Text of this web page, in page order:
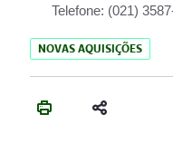
Telefone: (021)
NOVAS AQUISIÇÕES